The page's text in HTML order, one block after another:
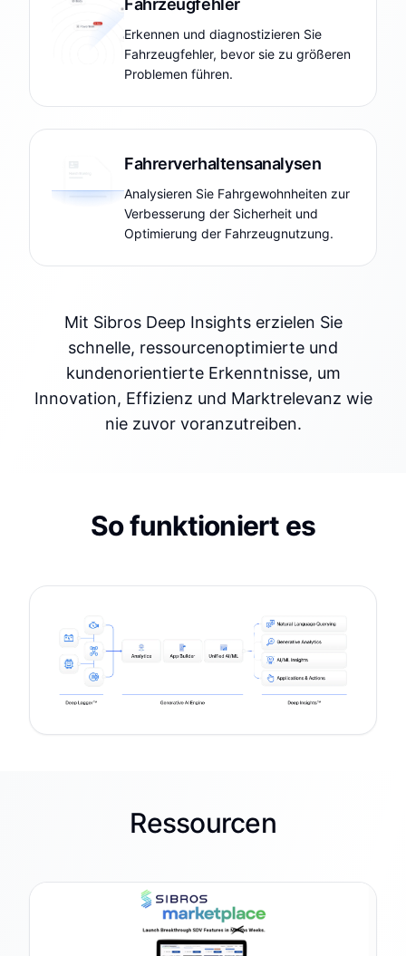
Fahrzeugfehler
Erkennen und diagnostizieren Sie
Fahrzeugfehler, bevor sie zu größeren
Problemen führen.
Fahrerverhaltensanalysen
Analysieren Sie Fahrgewohnheiten zur
Verbesserung der Sicherheit und
Optimierung der Fahrzeugnutzung.
Mit Sibros Deep Insights erzielen Sie
schnelle, ressourcenoptimierte und
kundenorientierte Erkenntnisse, um
Innovation, Effizienz und Marktrelevanz wie
nie zuvor voranzutreiben.
So funktioniert es
Ressourcen